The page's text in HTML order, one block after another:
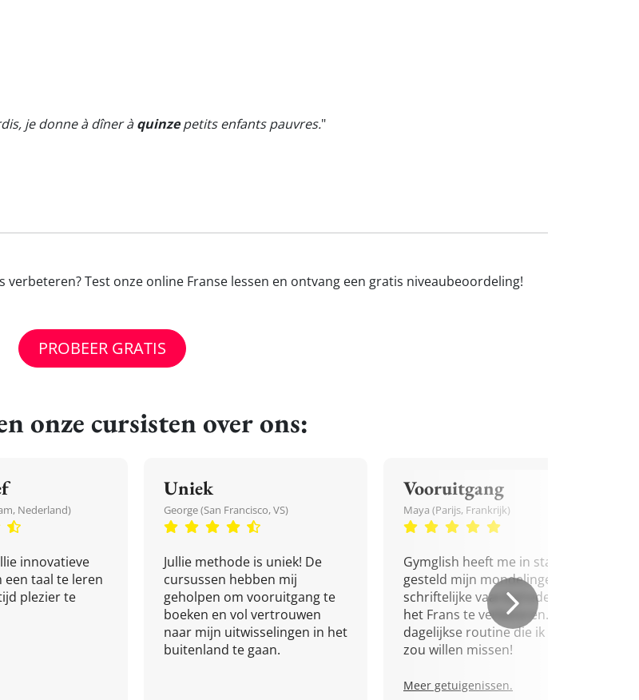
je donne à dîner àquinzepetits enfants pauvres."
verbeteren? Test onze online Franse lessen en ontvang een gratis niveaubeoordeling!
PROBEER GRATIS
onze cursisten over ons:
Nederland)
innovatieve
taal te leren
plezier te
Uniek
George (San Francisco, VS)
Jullie methode is uniek! De
cursussen hebben mij
geholpen om vooruitgang te
boeken en vol vertrouwen
naar mijn uitwisselingen in het
buitenland te gaan.
Vooruitgang
Maya (Parijs, Frankrijk)
Gymglish heeft me in staat
gesteld mijn mondelinge en
schriftelijke vaardigheden in
het Frans te verbeteren. Een
dagelijkse routine die ik niet
zou willen missen!
Meer getuigenissen.